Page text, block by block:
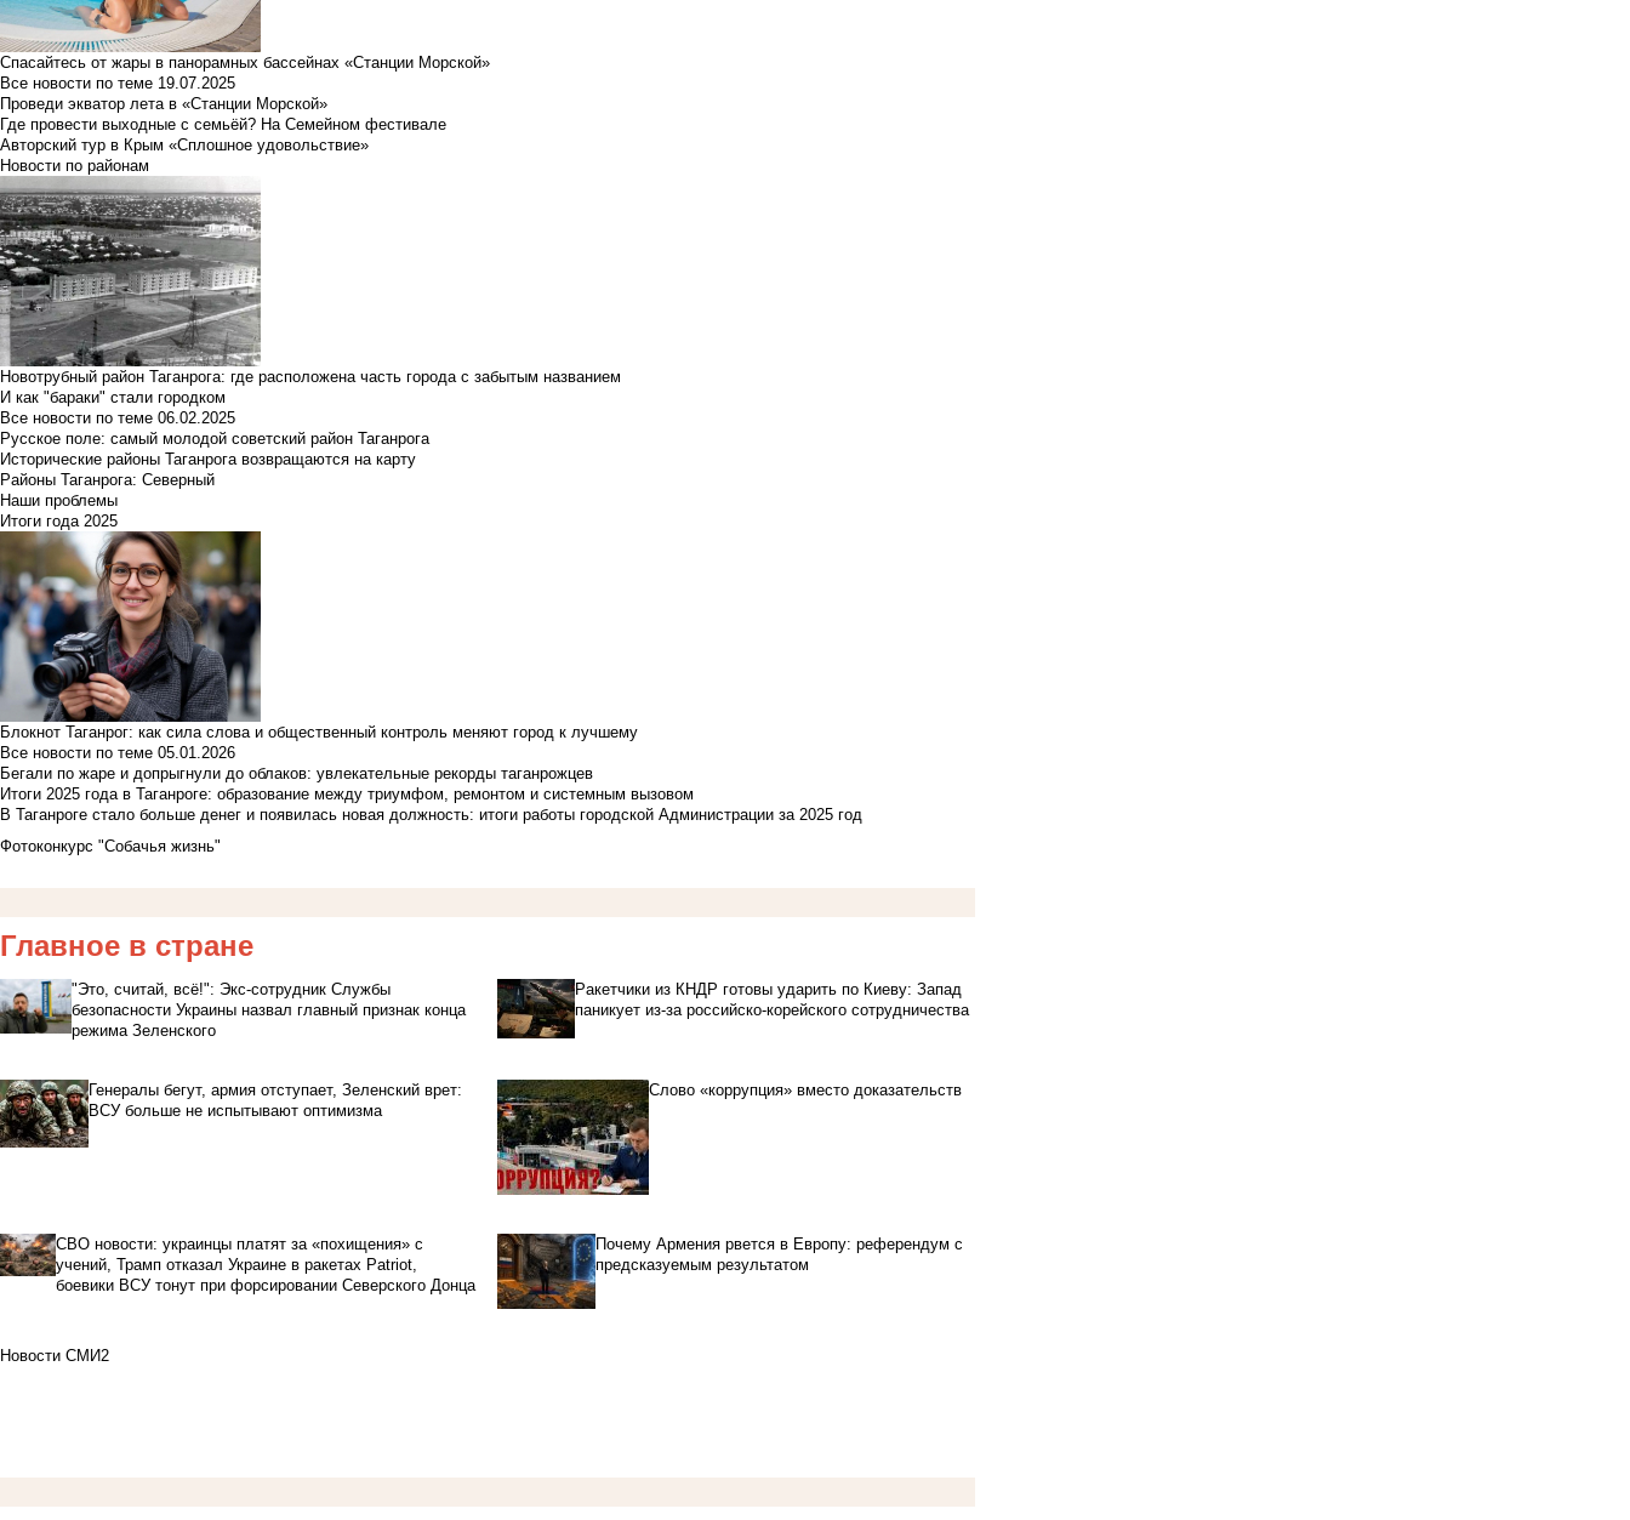
Спасайтесь от жары в панорамных бассейнах «Станции Морской»
Все новости по теме 19.07.2025
Проведи экватор лета в «Станции Морской»
Где провести выходные с семьёй? На Семейном фестивале
Авторский тур в Крым «Сплошное удовольствие»
Новости по районам
Новотрубный район Таганрога: где расположена часть города с забытым названием
И как "бараки" стали городком
Все новости по теме 06.02.2025
Русское поле: самый молодой советский район Таганрога
Исторические районы Таганрога возвращаются на карту
Районы Таганрога: Северный
Наши проблемы
Итоги года 2025
Блокнот Таганрог: как сила слова и общественный контроль меняют город к лучшему
Все новости по теме 05.01.2026
Бегали по жаре и допрыгнули до облаков: увлекательные рекорды таганрожцев
Итоги 2025 года в Таганроге: образование между триумфом, ремонтом и системным вызовом
В Таганроге стало больше денег и появилась новая должность: итоги работы городской Администрации за 2025 год
Фотоконкурс "Собачья жизнь"
Главное в стране
"Это, считай, всё!": Экс-сотрудник Службы
безопасности Украины назвал главный признак конца
режима Зеленского
Ракетчики из КНДР готовы ударить по Киеву: Запад
паникует из-за российско-корейского сотрудничества
Генералы бегут, армия отступает, Зеленский врет:
ВСУ больше не испытывают оптимизма
Слово «коррупция» вместо доказательств
СВО новости: украинцы платят за «похищения» с
учений, Трамп отказал Украине в ракетах Patriot,
боевики ВСУ тонут при форсировании Северского Донца
Почему Армения рвется в Европу: референдум с
предсказуемым результатом
Новости СМИ2